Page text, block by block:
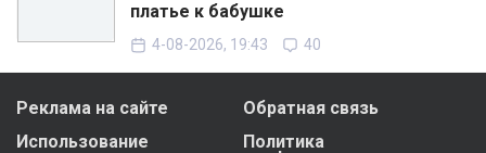
платье к бабушке
4-08-2026, 19:43 40
Реклама на сайте
Обратная связь
Использование
Политика